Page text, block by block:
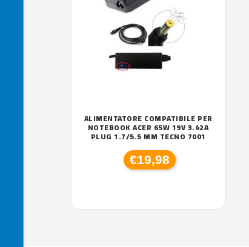
ALIMENTATORE COMPATIBILE PER
NOTEBOOK ACER 65W 19V 3.42A
PLUG 1.7/5.5 MM TECNO 7001
€19,98